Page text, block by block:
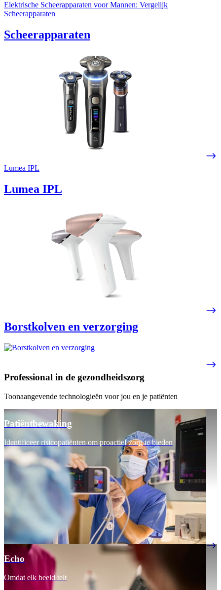
Elektrische Scheerapparaten voor Mannen: Vergelijk
Scheerapparaten
Scheerapparaten
Lumea IPL
Lumea IPL
Borstkolven en verzorging
Professional in de gezondheidszorg
Toonaangevende technologieën voor jou en je patiënten
Patiëntbewaking
Identificeer risicopatiënten om proactief zorg te bieden
Echo
Omdat elk beeld telt